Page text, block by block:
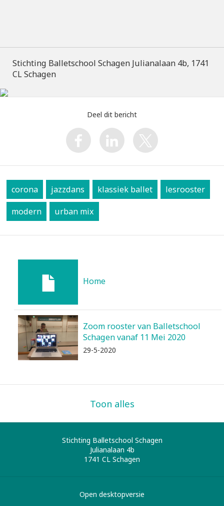
Stichting Balletschool Schagen Julianalaan 4b, 1741
CL Schagen
Deel dit bericht
corona jazzdans klassiek ballet
lesrooster
modern
urban mix
Home
Zoom rooster van Balletschool
Schagen vanaf 11 Mei 2020
29-5-2020
Toon alles
Stichting Balletschool Schagen
Julianalaan 4b
1741 CL Schagen
Open desktopversie